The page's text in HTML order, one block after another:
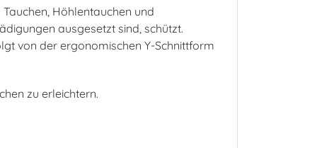
Höhlentauchen und
ausgesetzt sind, schützt.
von der ergonomischen Y-Schnittform
zu erleichtern.